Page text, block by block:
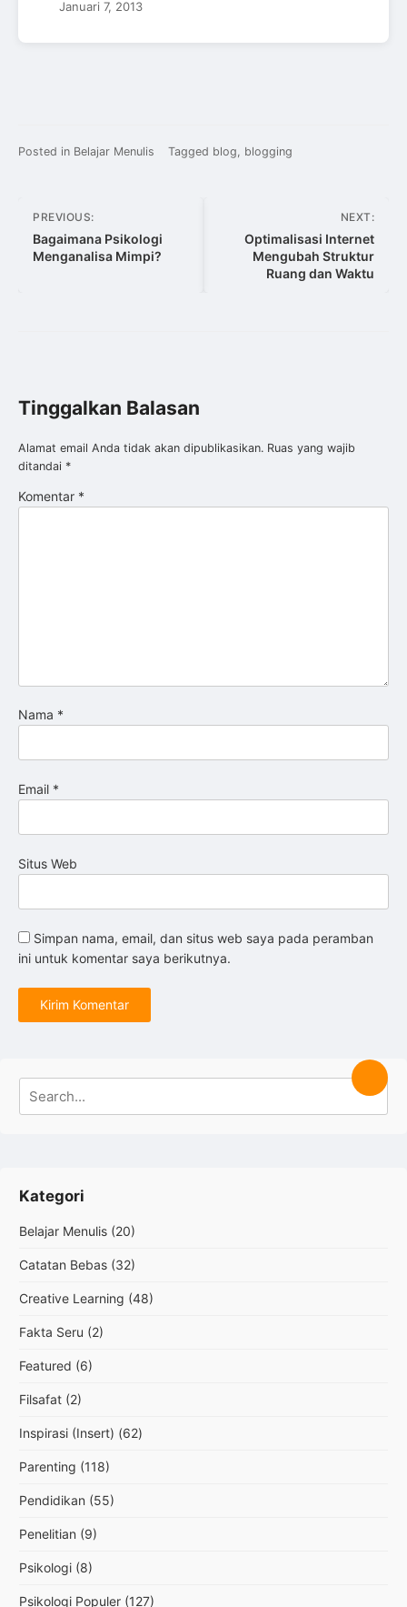
Januari 7, 2013
Posted in Belajar Menulis Tagged blog blogging
Navigasi
pos
PREVIOUS:
Bagaimana Psikologi
Menganalisa Mimpi?
NEXT:
Optimalisasi Internet
Mengubah Struktur
Ruang dan Waktu
Tinggalkan Balasan
Alamat email Anda tidak akan dipublikasikan. Ruas yang wajib
ditandai *
Komentar *
Nama *
Email *
Situs Web
Simpan nama, email, dan situs web saya pada peramban
ini untuk komentar saya berikutnya.
Kategori
Belajar Menulis (20)
Catatan Bebas (32)
Creative Learning (48)
Fakta Seru (2)
Featured (6)
Filsafat (2)
Inspirasi (Insert) (62)
Parenting (118)
Pendidikan (55)
Penelitian (9)
Psikologi (8)
Psikologi Populer (127)